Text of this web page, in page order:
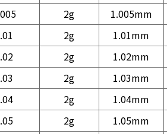
2g 1.005mm
2g 1.01mm
2g 1.02mm
2g 1.03mm
2g 1.04mm
2g 1.05mm